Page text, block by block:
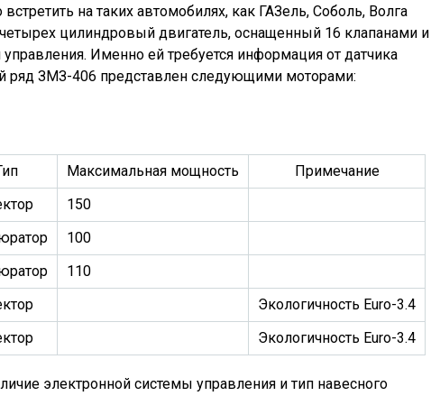
на таких автомобилях, как ГАЗель, Соболь, Волга
цилиндровый двигатель, оснащенный 16 клапанами и
Именно ей требуется информация от датчика
ряд ЗМЗ-406 представлен следующими моторами:
Максимальная мощность
Примечание
150
100
110
Экологичность Euro-3.4
Экологичность Euro-3.4
электронной системы управления и тип навесного